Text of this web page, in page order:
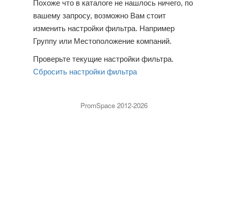
Похоже что в каталоге не нашлось ничего, по
вашему запросу, возможно Вам стоит
изменить настройки фильтра. Например
Группу или Местоположение компаний.
Проверьте текущие настройки фильтра.
Сбросить настройки фильтра
PromSpace 2012-2026